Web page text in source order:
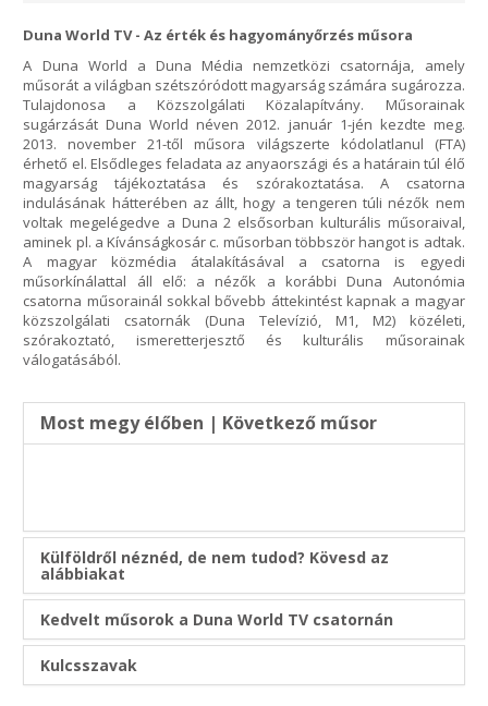
Duna World TV - Az érték és hagyományőrzés műsora
A Duna World a Duna Média nemzetközi csatornája, amely
műsorát a világban szétszóródott magyarság számára sugározza.
Tulajdonosa a Közszolgálati Közalapítvány. Műsorainak
sugárzását Duna World néven 2012. január 1-jén kezdte meg.
2013. november 21-től műsora világszerte kódolatlanul (FTA)
érhető el. Elsődleges feladata az anyaországi és a határain túl élő
magyarság tájékoztatása és szórakoztatása. A csatorna
indulásának hátterében az állt, hogy a tengeren túli nézők nem
voltak megelégedve a Duna 2 elsősorban kulturális műsoraival,
aminek pl. a Kívánságkosár c. műsorban többször hangot is adtak.
A magyar közmédia átalakításával a csatorna is egyedi
műsorkínálattal áll elő: a nézők a korábbi Duna Autonómia
csatorna műsorainál sokkal bővebb áttekintést kapnak a magyar
közszolgálati csatornák (Duna Televízió, M1, M2) közéleti,
szórakoztató, ismeretterjesztő és kulturális műsorainak
válogatásából.
Most megy élőben | Következő műsor
Külföldről néznéd, de nem tudod? Kövesd az
alábbiakat
Kedvelt műsorok a Duna World TV csatornán
Kulcsszavak